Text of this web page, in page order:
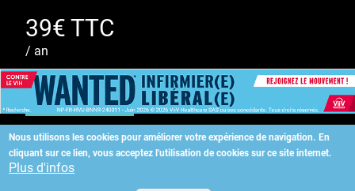
Nous utilisons les cookies pour améliorer votre expérience de navigation. En
cliquant sur ce lien, vous acceptez l'utilisation de cookies sur ce site internet.
Plus d'infos
39€ TTC
/ an
S'ABONNER
Copyright©2026 ALLIEDHEALTH